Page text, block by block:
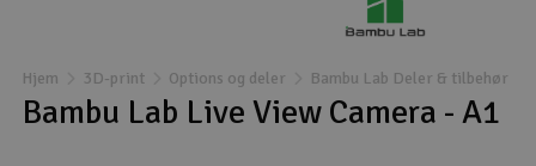
Droner
Hjem 3D-print Options og deler Bambu Lab Deler & tilbehør
Bambu Lab Live View Camera - A1